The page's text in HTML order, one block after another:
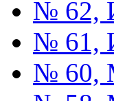
№ 62,
№ 61,
№ 60,